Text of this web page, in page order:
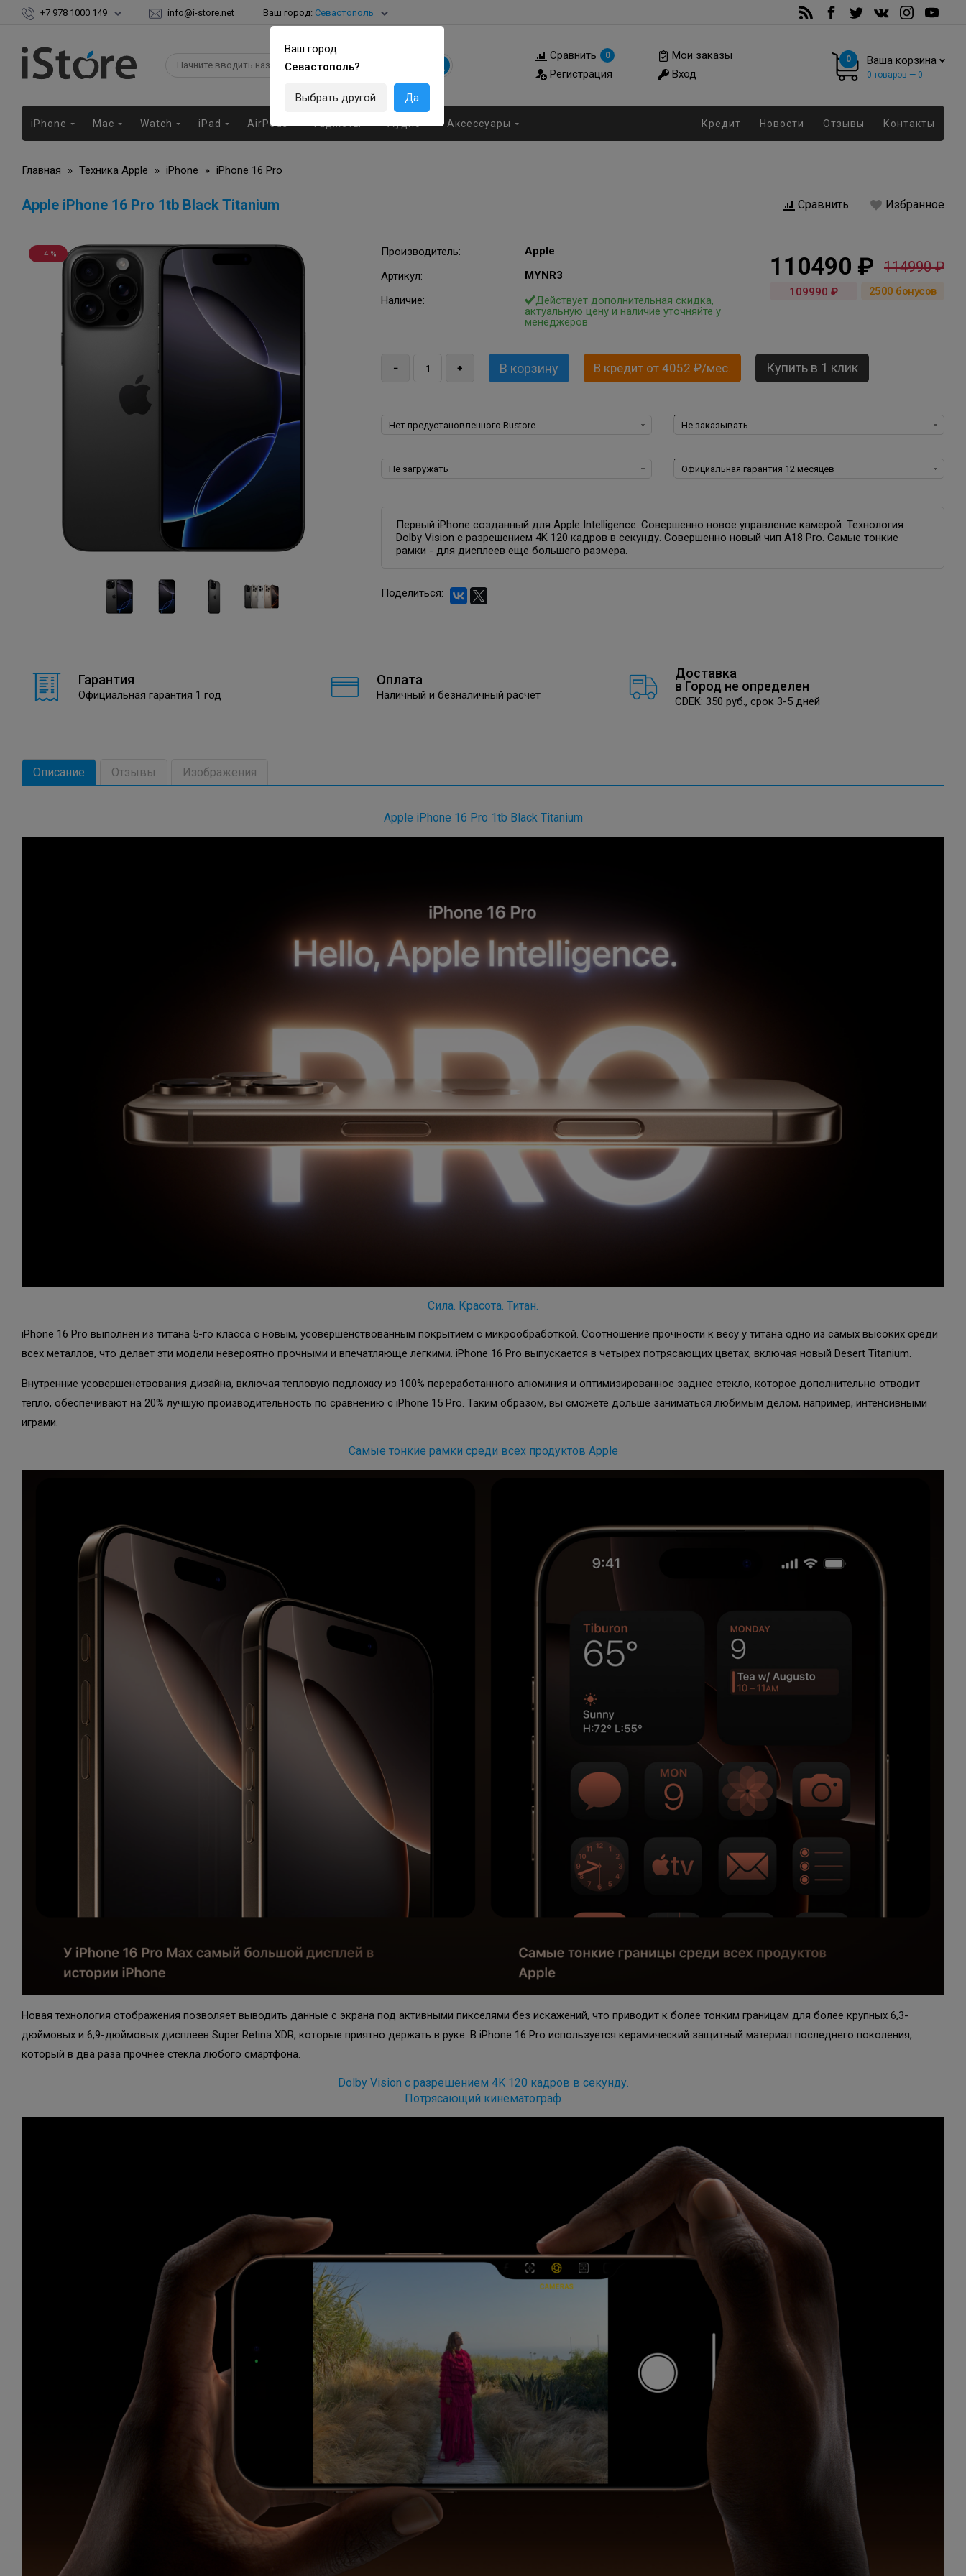
Ваш город
Севастополь?
Выбрать другой Да
+7 978 1000 149 info@i-store.net Ваш город: Севастополь
Сравнить 0
Регистрация
Мои заказы
Вход
0 Ваша корзина
0 товаров — 0
iPhone Mac Watch iPad AirPods Аксессуары Кредит Новости Отзывы Контакты
Главная » Техника Apple » iPhone » iPhone 16 Pro
Apple iPhone 16 Pro 1tb Black Titanium Избранное
Сравнить
- 4 % Производитель:
Apple
Артикул:
MYNR3
Наличие:
Действует дополнительная скидка,
актуальную цену и наличие уточняйте у
менеджеров
110490 ₽ 114990 ₽
2500 бонусов
109990 ₽
В кредит от 4052 ₽/мес. Купить в 1 клик
Rustore:
Пакеты программ для iPhone, iPad, iPod, iOS:
Программное обеспечение для iOS:
Гарантия:
Первый iPhone созданный для Apple Intelligence. Cовершенно новое управление камерой. Технология
Dolby Vision с разрешением 4K 120 кадров в секунду. Совершенно новый чип A18 Pro. Cамые тонкие
рамки - для дисплеев еще большего размера.
Поделиться:
Гарантия
Официальная гарантия 1 год
Оплата
Наличный и безналичный расчет
Доставка
в Город не определен
CDEK: 350 руб., срок 3-5 дней
Описание Отзывы Изображения
Apple iPhone 16 Pro 1tb Black Titanium
Сила. Красота. Титан.
iPhone 16 Pro выполнен из титана 5-го класса с новым, усовершенствованным покрытием с микрообработкой. Соотношение прочности к весу у титана одно из самых высоких среди
всех металлов, что делает эти модели невероятно прочными и впечатляюще легкими. iPhone 16 Pro выпускается в четырех потрясающих цветах, включая новый Desert Titanium.
Внутренние усовершенствования дизайна, включая тепловую подложку из 100% переработанного алюминия и оптимизированное заднее стекло, которое дополнительно отводит
тепло, обеспечивают на 20% лучшую производительность по сравнению с iPhone 15 Pro. Таким образом, вы сможете дольше заниматься любимым делом, например, интенсивными
играми.
Самые тонкие рамки среди всех продуктов Apple
Новая технология отображения позволяет выводить данные с экрана под активными пикселями без искажений, что приводит к более тонким границам для более крупных 6,3-
дюймовых и 6,9-дюймовых дисплеев Super Retina XDR, которые приятно держать в руке. В iPhone 16 Pro используется керамический защитный материал последнего поколения,
который в два раза прочнее стекла любого смартфона.
Dolby Vision с разрешением 4K 120 кадров в секунду.
Потрясающий кинематограф